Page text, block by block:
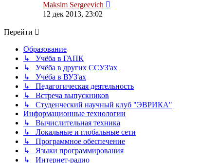
Maksim Sergeevich
12 дек 2013, 23:02
Перейти
Образование
↳ Учёба в ГАПК
↳ Учёба в других ССУЗ'ах
↳ Учёба в ВУЗ'ах
↳ Педагогическая деятельность
↳ Встреча выпускников
↳ Студенческий научный клуб "ЭВРИКА"
Информационные технологии
↳ Вычислительная техника
↳ Локальные и глобальные сети
↳ Программное обеспечение
↳ Языки программирования
↳ Интернет-радио